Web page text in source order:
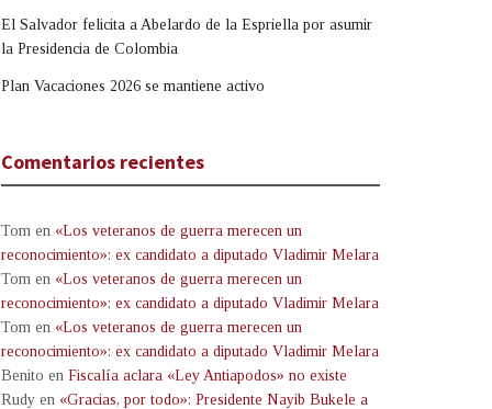
El Salvador felicita a Abelardo de la Espriella por asumir
la Presidencia de Colombia
Plan Vacaciones 2026 se mantiene activo
Comentarios recientes
Tom en «Los veteranos de guerra merecen un
reconocimiento»: ex candidato a diputado Vladimir Melara
Tom en «Los veteranos de guerra merecen un
reconocimiento»: ex candidato a diputado Vladimir Melara
Tom en «Los veteranos de guerra merecen un
reconocimiento»: ex candidato a diputado Vladimir Melara
Benito en Fiscalía aclara «Ley Antiapodos» no existe
Rudy en «Gracias, por todo»: Presidente Nayib Bukele a